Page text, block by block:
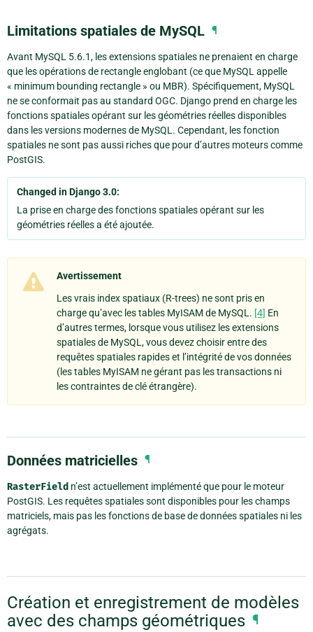
Limitations spatiales de MySQL ¶
Avant MySQL 5.6.1, les extensions spatiales ne prenaient en charge
que les opérations de rectangle englobant (ce que MySQL appelle
« minimum bounding rectangle » ou MBR). Spécifiquement, MySQL
ne se conformait pas au standard OGC. Django prend en charge les
fonctions spatiales opérant sur les géométries réelles disponibles
dans les versions modernes de MySQL. Cependant, les fonction
spatiales ne sont pas aussi riches que pour d’autres moteurs comme
PostGIS.
Changed in Django 3.0:
La prise en charge des fonctions spatiales opérant sur les
géométries réelles a été ajoutée.
Avertissement
Les vrais index spatiaux (R-trees) ne sont pris en
charge qu’avec les tables MyISAM de MySQL. [4] En
d’autres termes, lorsque vous utilisez les extensions
spatiales de MySQL, vous devez choisir entre des
requêtes spatiales rapides et l’intégrité de vos données
(les tables MyISAM ne gérant pas les transactions ni
les contraintes de clé étrangère).
Données matricielles ¶
RasterField n’est actuellement implémenté que pour le moteur
PostGIS. Les requêtes spatiales sont disponibles pour les champs
matriciels, mais pas les fonctions de base de données spatiales ni les
agrégats.
Création et enregistrement de modèles
avec des champs géométriques ¶